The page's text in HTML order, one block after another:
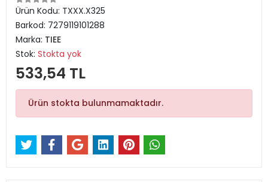
Ürün Kodu: TXXX.X325
Barkod: 7279119101288
Marka: TIEE
Stok: Stokta yok
533,54 TL
Ürün stokta bulunmamaktadır.